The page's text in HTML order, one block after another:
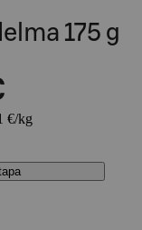
175 g
€/kg